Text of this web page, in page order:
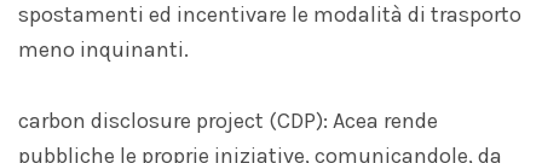
spostamenti ed incentivare le modalità di trasporto
meno inquinanti.
carbon disclosure project (CDP): Acea rende
pubbliche le proprie iniziative, comunicandole, da